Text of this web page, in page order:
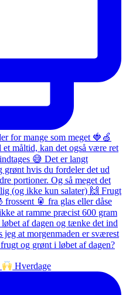
Hverdage